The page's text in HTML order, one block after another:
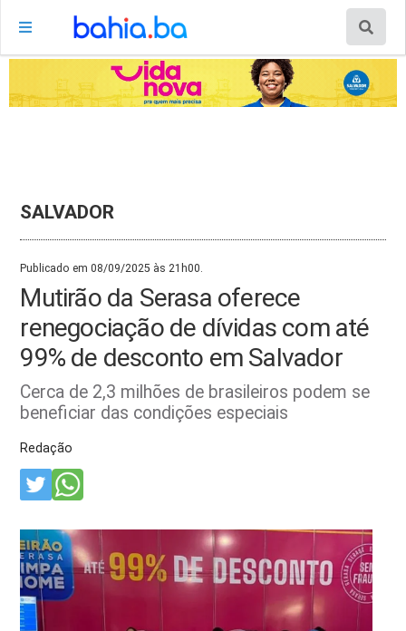
SALVADOR
Publicado em 08/09/2025 às 21h00.
Mutirão da Serasa oferece
renegociação de dívidas com até
99% de desconto em Salvador
Cerca de 2,3 milhões de brasileiros podem se
beneficiar das condições especiais
Redação